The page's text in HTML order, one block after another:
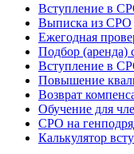
Вступление в
Выписка из СРО
Ежегодная
Подбор
Вступление в
Повышение
Возврат
Обучение для
СРО на
Калькулятор